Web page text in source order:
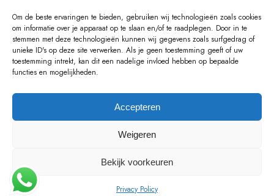
Om de beste ervaringen te bieden, gebruiken wij technologieën zoals cookies
om informatie over je apparaat op te slaan en/of te raadplegen. Door in te
stemmen met deze technologieën kunnen wij gegevens zoals surfgedrag of
unieke ID's op deze site verwerken. Als je geen toestemming geeft of uw
toestemming intrekt, kan dit een nadelige invloed hebben op bepaalde
functies en mogelijkheden.
Accepteren
Weigeren
Bekijk voorkeuren
Privacy Policy
CONTACT
Vragen of wensen? Neem contact op!
+31 (0)6 229 021 29
© 2023 , All Rights Reserved